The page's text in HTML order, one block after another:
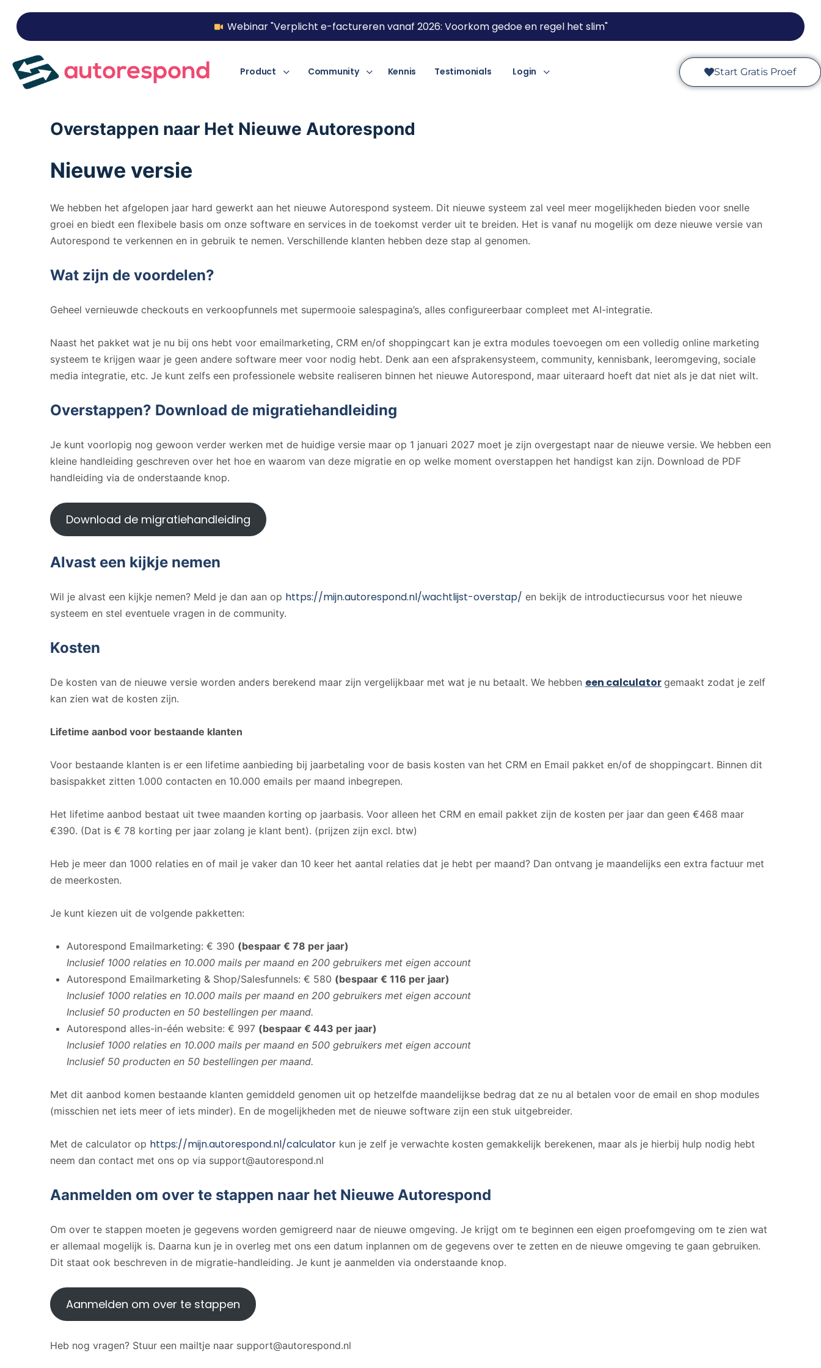
Webinar "Verplicht e-factureren vanaf 2026: Voorkom gedoe en regel het slim"
Product Community Kennis Testimonials Login Start Gratis Proef
Overstappen naar Het Nieuwe Autorespond
Nieuwe versie
We hebben het afgelopen jaar hard gewerkt aan het nieuwe Autorespond systeem. Dit nieuwe systeem zal veel meer mogelijkheden bieden voor snelle
groei en biedt een flexibele basis om onze software en services in de toekomst verder uit te breiden. Het is vanaf nu mogelijk om deze nieuwe versie van
Autorespond te verkennen en in gebruik te nemen. Verschillende klanten hebben deze stap al genomen.
Wat zijn de voordelen?
Geheel vernieuwde checkouts en verkoopfunnels met supermooie salespagina’s, alles configureerbaar compleet met AI-integratie.
Naast het pakket wat je nu bij ons hebt voor emailmarketing, CRM en/of shoppingcart kan je extra modules toevoegen om een volledig online marketing
systeem te krijgen waar je geen andere software meer voor nodig hebt. Denk aan een afsprakensysteem, community, kennisbank, leeromgeving, sociale
media integratie, etc. Je kunt zelfs een professionele website realiseren binnen het nieuwe Autorespond, maar uiteraard hoeft dat niet als je dat niet wilt.
Overstappen? Download de migratiehandleiding
Je kunt voorlopig nog gewoon verder werken met de huidige versie maar op 1 januari 2027 moet je zijn overgestapt naar de nieuwe versie. We hebben een
kleine handleiding geschreven over het hoe en waarom van deze migratie en op welke moment overstappen het handigst kan zijn. Download de PDF
handleiding via de onderstaande knop.
Download de migratiehandleiding
Alvast een kijkje nemen
Wil je alvast een kijkje nemen? Meld je dan aan op https://mijn.autorespond.nl/wachtlijst-overstap/ en bekijk de introductiecursus voor het nieuwe
systeem en stel eventuele vragen in de community.
Kosten
De kosten van de nieuwe versie worden anders berekend maar zijn vergelijkbaar met wat je nu betaalt. We hebben een calculator gemaakt zodat je zelf
kan zien wat de kosten zijn.
Lifetime aanbod voor bestaande klanten
Voor bestaande klanten is er een lifetime aanbieding bij jaarbetaling voor de basis kosten van het CRM en Email pakket en/of de shoppingcart. Binnen dit
basispakket zitten 1.000 contacten en 10.000 emails per maand inbegrepen.
Het lifetime aanbod bestaat uit twee maanden korting op jaarbasis. Voor alleen het CRM en email pakket zijn de kosten per jaar dan geen €468 maar
€390. (Dat is € 78 korting per jaar zolang je klant bent). (prijzen zijn excl. btw)
Heb je meer dan 1000 relaties en of mail je vaker dan 10 keer het aantal relaties dat je hebt per maand? Dan ontvang je maandelijks een extra factuur met
de meerkosten.
Je kunt kiezen uit de volgende pakketten:
Autorespond Emailmarketing: € 390 (bespaar € 78 per jaar)
Inclusief 1000 relaties en 10.000 mails per maand en 200 gebruikers met eigen account
Autorespond Emailmarketing & Shop/Salesfunnels: € 580 (bespaar € 116 per jaar)
Inclusief 1000 relaties en 10.000 mails per maand en 200 gebruikers met eigen account
Inclusief 50 producten en 50 bestellingen per maand.
Autorespond alles-in-één website: € 997 (bespaar € 443 per jaar)
Inclusief 1000 relaties en 10.000 mails per maand en 500 gebruikers met eigen account
Inclusief 50 producten en 50 bestellingen per maand.
Met dit aanbod komen bestaande klanten gemiddeld genomen uit op hetzelfde maandelijkse bedrag dat ze nu al betalen voor de email en shop modules
(misschien net iets meer of iets minder). En de mogelijkheden met de nieuwe software zijn een stuk uitgebreider.
Met de calculator op https://mijn.autorespond.nl/calculator kun je zelf je verwachte kosten gemakkelijk berekenen, maar als je hierbij hulp nodig hebt
neem dan contact met ons op via support@autorespond.nl
Aanmelden om over te stappen naar het Nieuwe Autorespond
Om over te stappen moeten je gegevens worden gemigreerd naar de nieuwe omgeving. Je krijgt om te beginnen een eigen proefomgeving om te zien wat
er allemaal mogelijk is. Daarna kun je in overleg met ons een datum inplannen om de gegevens over te zetten en de nieuwe omgeving te gaan gebruiken.
Dit staat ook beschreven in de migratie-handleiding. Je kunt je aanmelden via onderstaande knop.
Aanmelden om over te stappen
Heb nog vragen? Stuur een mailtje naar support@autorespond.nl